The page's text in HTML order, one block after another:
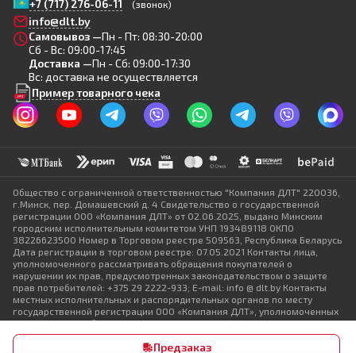
Предзаказ
+7 (717) 276-06-11 (звонок)
info@dlt.by
Самовывоз —Пн - Пт: 08:30-20:00
Сб - Вс: 09:00-17:45
Доставка —Пн - Сб: 09:00-17:30
Вс: доставка не осуществляется
Пример товарного чека
Общество с ограниченной ответственностью "Компания ДЛТ" 220036,
г.Минск, пер. Домашевский д. 4 Свидетельство о государственной
регистрации ООО «Компания ДЛТ» от 02.06.2025, выдано Минским
городским исполнительным комитетом УНП 193489118 ОКПО
38226623500 Номер в Торговом реестре 509563, Республика Беларусь
Дата регистрации в торговом реестре: 07.05.2021 Контакты лица,
уполномоченного рассматривать обращения покупателей о
нарушении их прав, предусмотренных законодательством о защите
прав потребителей: +375 29 2222-933; E-mail: info @ dlt.by Контакты
местных исполнительных и распорядительных органов по месту
государственной регистрации ООО «Компания ДЛТ», уполномоченных
рассматривать обращения покупателей: +375 17 368-80-49